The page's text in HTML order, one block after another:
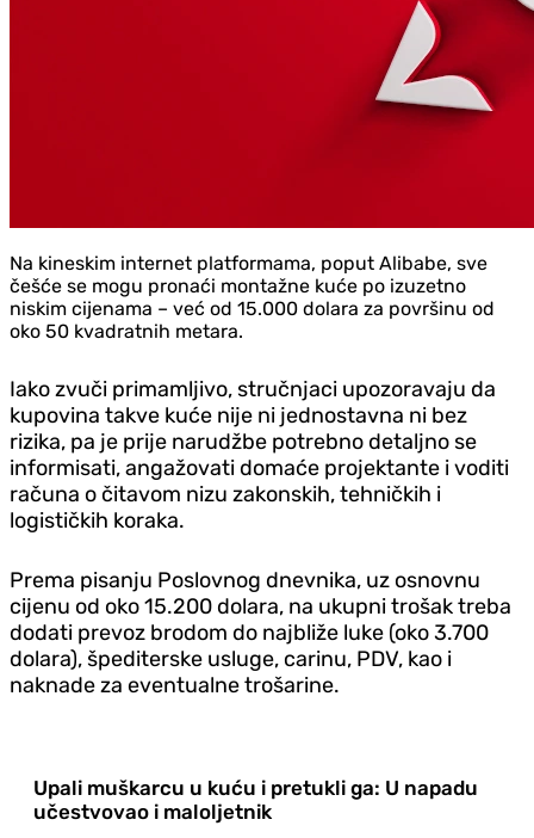
Na kineskim internet platformama, poput Alibabe, sve
češće se mogu pronaći montažne kuće po izuzetno
niskim cijenama – već od 15.000 dolara za površinu od
oko 50 kvadratnih metara.
Iako zvuči primamljivo, stručnjaci upozoravaju da
kupovina takve kuće nije ni jednostavna ni bez
rizika, pa je prije narudžbe potrebno detaljno se
informisati, angažovati domaće projektante i voditi
računa o čitavom nizu zakonskih, tehničkih i
logističkih koraka.
Prema pisanju Poslovnog dnevnika, uz osnovnu
cijenu od oko 15.200 dolara, na ukupni trošak treba
dodati prevoz brodom do najbliže luke (oko 3.700
dolara), špediterske usluge, carinu, PDV, kao i
naknade za eventualne trošarine.
Upali muškarcu u kuću i pretukli ga: U napadu
učestvovao i maloljetnik